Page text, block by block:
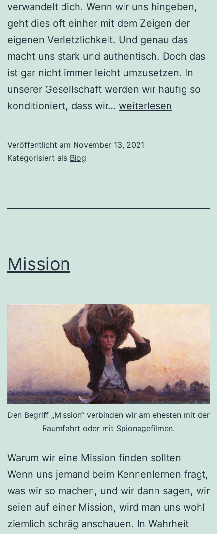
verwandelt dich. ⁠⁠Wenn wir uns hingeben,
geht dies oft einher mit dem Zeigen der
eigenen Verletzlichkeit. Und genau das
macht uns stark und authentisch. Doch das
ist gar nicht immer leicht umzusetzen. In
unserer Gesellschaft werden wir häufig so
konditioniert, dass wir… Hingabe
weiterlesen
Veröffentlicht am November 13, 2021
Kategorisiert als Blog
Mission
Den Begriff „Mission“ verbinden wir am ehesten mit der
Raumfahrt oder mit Spionagefilmen.
Warum wir eine Mission finden sollten
Wenn uns jemand beim Kennenlernen fragt,
was wir so machen, und wir dann sagen, wir
seien auf einer Mission, wird man uns wohl
ziemlich schräg anschauen. In Wahrheit